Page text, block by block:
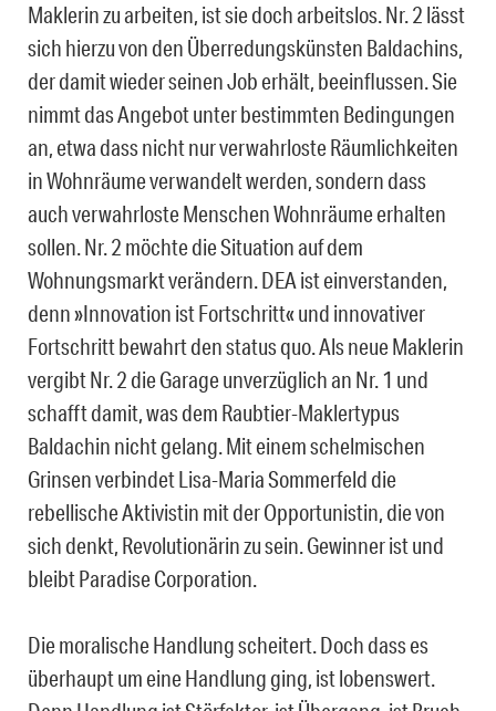
Maklerin zu arbeiten, ist sie doch arbeitslos. Nr. 2 lässt
sich hierzu von den Überredungskünsten Baldachins,
der damit wieder seinen Job erhält, beeinflussen. Sie
nimmt das Angebot unter bestimmten Bedingungen
an, etwa dass nicht nur verwahrloste Räumlichkeiten
in Wohnräume verwandelt werden, sondern dass
auch verwahrloste Menschen Wohnräume erhalten
sollen. Nr. 2 möchte die Situation auf dem
Wohnungsmarkt verändern. DEA ist einverstanden,
denn »Innovation ist Fortschritt« und innovativer
Fortschritt bewahrt den status quo. Als neue Maklerin
vergibt Nr. 2 die Garage unverzüglich an Nr. 1 und
schafft damit, was dem Raubtier-Maklertypus
Baldachin nicht gelang. Mit einem schelmischen
Grinsen verbindet Lisa-Maria Sommerfeld die
rebellische Aktivistin mit der Opportunistin, die von
sich denkt, Revolutionärin zu sein. Gewinner ist und
bleibt Paradise Corporation.
Die moralische Handlung scheitert. Doch dass es
überhaupt um eine Handlung ging, ist lobenswert.